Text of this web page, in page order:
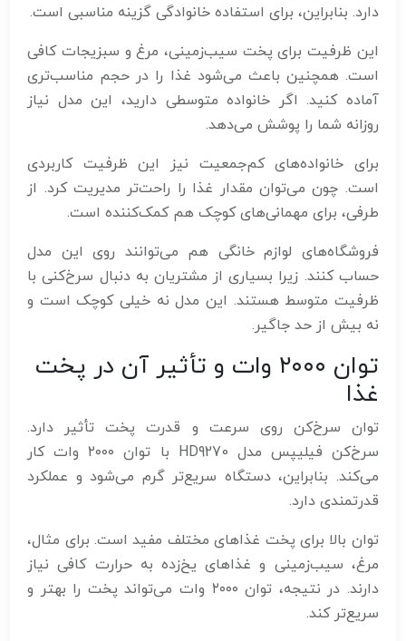
دارد. بنابراین، برای استفاده خانوادگی گزینه مناسبی است.
این ظرفیت برای پخت سیب‌زمینی، مرغ و سبزیجات کافی
است. همچنین باعث می‌شود غذا را در حجم مناسب‌تری
آماده کنید. اگر خانواده متوسطی دارید، این مدل نیاز
روزانه شما را پوشش می‌دهد.
برای خانواده‌های کم‌جمعیت نیز این ظرفیت کاربردی
است. چون می‌توان مقدار غذا را راحت‌تر مدیریت کرد. از
طرفی، برای مهمانی‌های کوچک هم کمک‌کننده است.
فروشگاه‌های لوازم خانگی هم می‌توانند روی این مدل
حساب کنند. زیرا بسیاری از مشتریان به دنبال سرخ‌کنی با
ظرفیت متوسط هستند. این مدل نه خیلی کوچک است و
نه بیش از حد جاگیر.
توان ۲۰۰۰ وات و تأثیر آن در پخت
غذا
توان سرخ‌کن روی سرعت و قدرت پخت تأثیر دارد.
سرخ‌کن فیلیپس مدل HD9270 با توان ۲۰۰۰ وات کار
می‌کند. بنابراین، دستگاه سریع‌تر گرم می‌شود و عملکرد
قدرتمندی دارد.
توان بالا برای پخت غذاهای مختلف مفید است. برای مثال،
مرغ، سیب‌زمینی و غذاهای یخ‌زده به حرارت کافی نیاز
دارند. در نتیجه، توان ۲۰۰۰ وات می‌تواند پخت را بهتر و
سریع‌تر کند.